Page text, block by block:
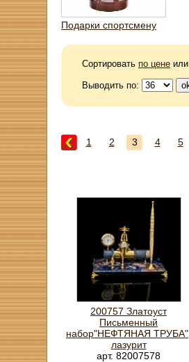
Подарки спортсмену
Сортировать по цене или
Выводить по:
1 2 3 4 5
200757 Златоуст
Письменный
набор"НЕФТЯНАЯ ТРУБА",
лазурит
арт. 82007578